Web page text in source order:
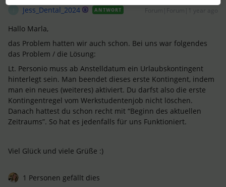
Jess_Dental_2024 ANTWORT Forum|Forum|1 year ago
Hallo Marla,
das Problem hatten wir auch schon. Bei uns war folgendes
das Problem / die Lösung:
Lt. Personio muss ab Anstelldatum ein Urlaubskontingent
hinterlegt sein. Man beendet dieses erste Kontingent, indem
man ein neues (weiteres) aktiviert. Du darfst also die erste
Kontingentregel vom Werkstudentenjob nicht löschen.
Danach hattest du schon recht mit “Beginn des aktuellen
Zeitraums”. So hat es jedenfalls für uns Funktioniert.
Viel Glück und viele Grüße :)
1 Personen gefällt dies